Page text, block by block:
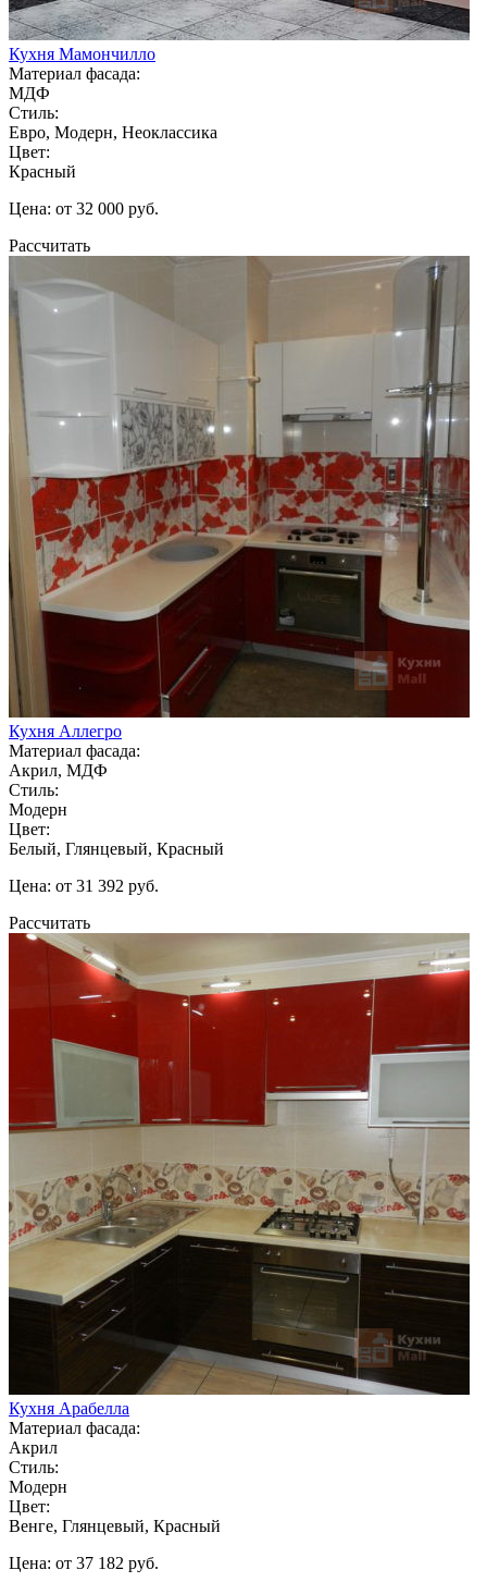
Кухня Мамончилло
Материал фасада:
МДФ
Стиль:
Евро, Модерн, Неоклассика
Цвет:
Красный
Цена: от 32 000 руб.
Рассчитать
Кухня Аллегро
Материал фасада:
Акрил, МДФ
Стиль:
Модерн
Цвет:
Белый, Глянцевый, Красный
Цена: от 31 392 руб.
Рассчитать
Кухня Арабелла
Материал фасада:
Акрил
Стиль:
Модерн
Цвет:
Венге, Глянцевый, Красный
Цена: от 37 182 руб.